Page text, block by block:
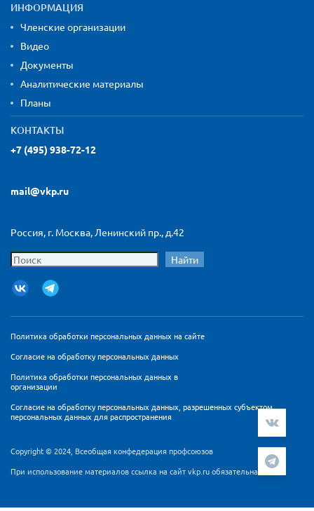
ИНФОРМАЦИЯ
Членские организации
Видео
Документы
Аналитические материалы
Планы
КОНТАКТЫ
+7 (495) 938-72-12
mail@vkp.ru
Россия, г. Москва, Ленинский пр., д.42
Найти
Политика обработки персональных данных на сайте
Согласие на обработку персональных данных
Политика обработки персональных данных в
организации
Согласие на обработку персональных данных, разрешенных субъектом
персональных данных для распространения
Copyright © 2024, Всеобщая конфедерация профсоюзов
При использование материалов ссылка на сайт vkp.ru обязательна